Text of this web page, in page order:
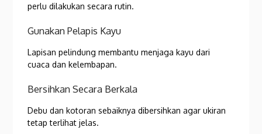
perlu dilakukan secara rutin.
Gunakan Pelapis Kayu
Lapisan pelindung membantu menjaga kayu dari
cuaca dan kelembapan.
Bersihkan Secara Berkala
Debu dan kotoran sebaiknya dibersihkan agar ukiran
tetap terlihat jelas.